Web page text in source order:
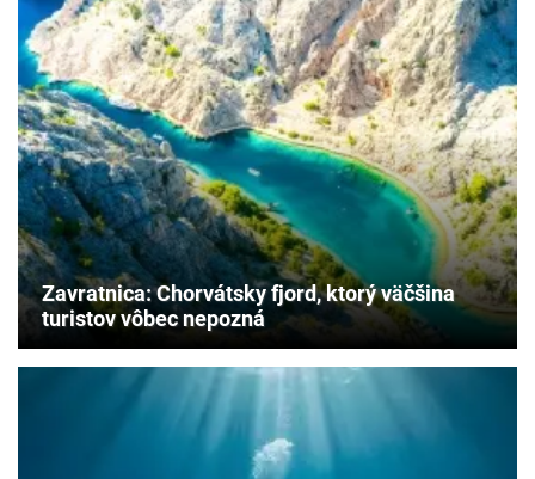
dovolenku?
Presne
na
to
je
tu
mikrodovolenka. Tieto
destinácie
zvládnete
za
3
dni.
Zavratnica: Chorvátsky fjord, ktorý väčšina
turistov vôbec nepozná